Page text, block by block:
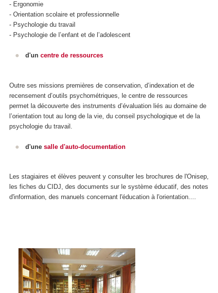
- Ergonomie
- Orientation scolaire et professionnelle
- Psychologie du travail
- Psychologie de l’enfant et de l’adolescent
d'un centre de ressources
Outre ses missions premières de conservation, d’indexation et de
recensement d’outils psychométriques, le centre de ressources
permet la découverte des instruments d’évaluation liés au domaine de
l’orientation tout au long de la vie, du conseil psychologique et de la
psychologie du travail.
d'une salle d'auto-documentation
Les stagiaires et élèves peuvent y consulter les brochures de l'Onisep,
les fiches du CIDJ, des documents sur le système éducatif, des notes
d'information, des manuels concernant l'éducation à l'orientation....